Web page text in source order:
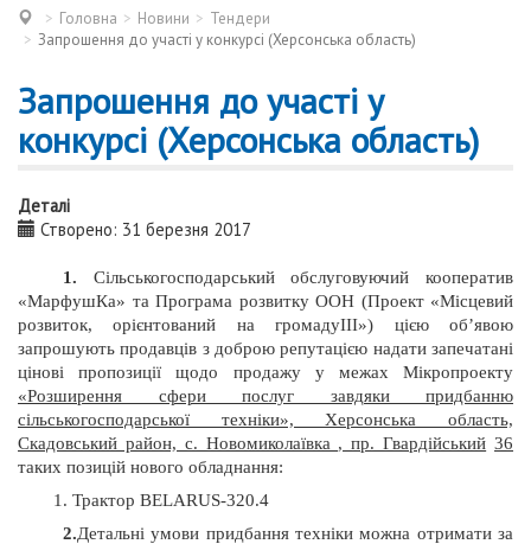
Головна Новини
Тендери
Запрошення до участі у конкурсі (Херсонська область)
Запрошення до участі у
конкурсі (Херсонська область)
Деталі
Створено: 31 березня 2017
1. Сільськогосподарський обслуговуючий кооператив
«МарфушКа» та Програма розвитку ООН (Проект «Місцевий
розвиток, орієнтований на громадуІІІ») цією об’явою
запрошують продавців з доброю репутацією надати запечатані
цінові пропозиції щодо продажу у межах Мікропроекту
«Розширення сфери послуг завдяки придбанню
сільськогосподарської техніки», Херсонська область,
Скадовський район, с. Новомиколаївка , пр. Гвардійський 36
таких позицій нового обладнання:
1. Трактор BELARUS-320.4
2.Детальні умови придбання техніки можна отримати за